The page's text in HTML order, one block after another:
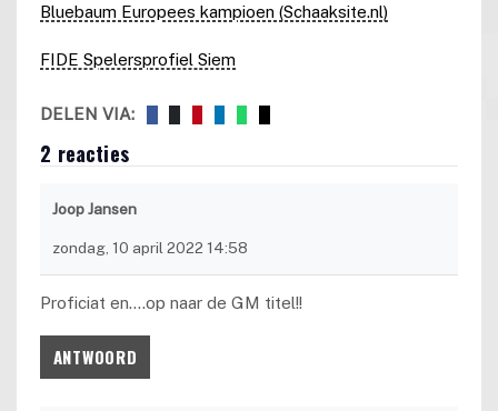
Bluebaum Europees kampioen (Schaaksite.nl)
FIDE Spelersprofiel Siem
DELEN VIA:
2 reacties
Joop Jansen
zondag, 10 april 2022 14:58
Proficiat en....op naar de GM titel!!
ANTWOORD